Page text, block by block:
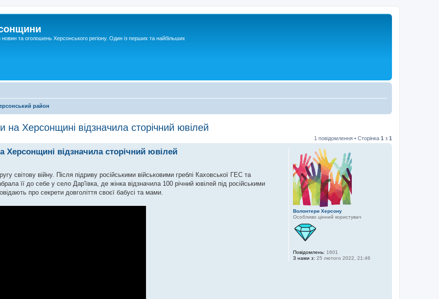
та оголошень Херсонського регіону. Один із перших та найбільших
район
на Херсонщині відзначила сторічний ювілей
1 повідомлення • Сторінка 1 з 1
Волонтери Херсону
Особливо цінний користувач
Повідомлень: 1601
З нами з: 25 лютого 2022, 21:46
Херсонщині відзначила сторічний ювілей
світову війну. Після підриву російськими військовими греблі Каховської ГЕС та
її до себе у село Дар'ївка, де жінка відзначила 100 річний ювілей під російськими
про секрети довголіття своєї бабусі та мами.